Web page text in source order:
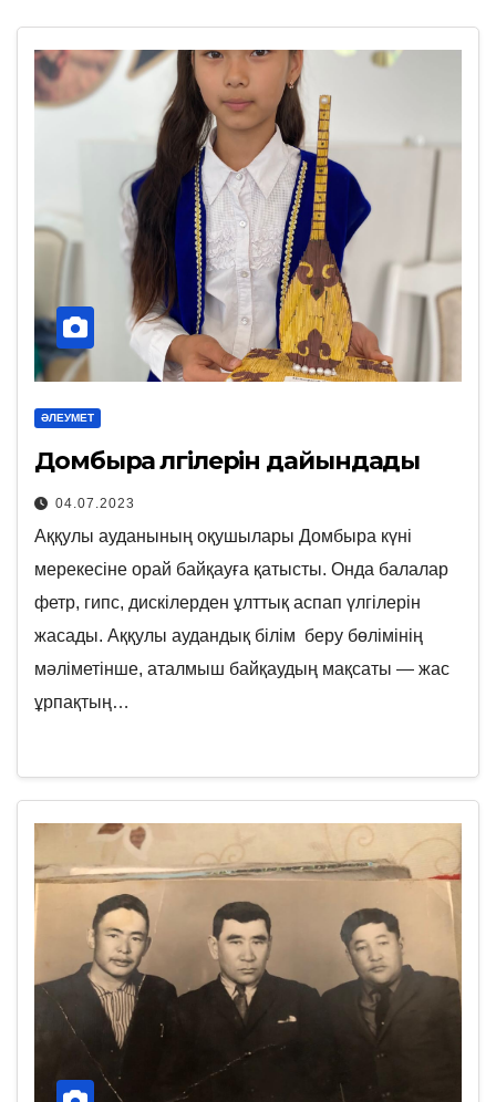
ӘЛЕУМЕТ
Домбыра үлгілерін дайындады
04.07.2023
Аққулы ауданының оқушылары Домбыра күні
мерекесіне орай байқауға қатысты. Онда балалар
фетр, гипс, дискілерден ұлттық аспап үлгілерін
жасады. Аққулы аудандық білім беру бөлімінің
мәліметінше, аталмыш байқаудың мақсаты — жас
ұрпақтың…